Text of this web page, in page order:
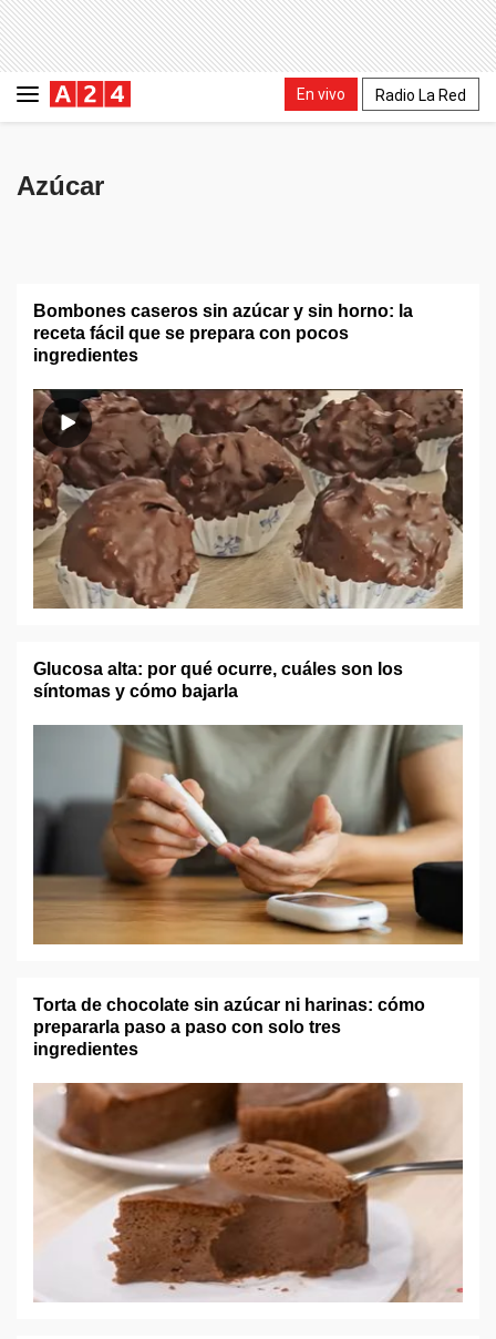
En vivo Radio La Red
Azúcar
Bombones caseros sin azúcar y sin horno: la
receta fácil que se prepara con pocos
ingredientes
Glucosa alta: por qué ocurre, cuáles son los
síntomas y cómo bajarla
Torta de chocolate sin azúcar ni harinas: cómo
prepararla paso a paso con solo tres
ingredientes